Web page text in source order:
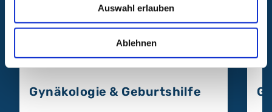
Auswahl erlauben
Ablehnen
Unsere
Behandlungsangebote
Gynäkologie & Geburtshilfe